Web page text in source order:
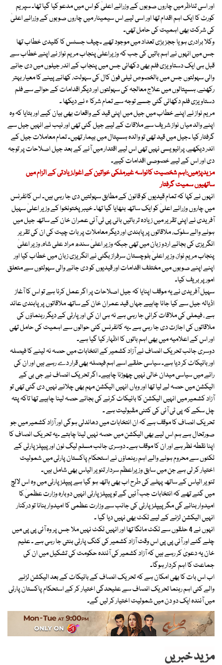
اور اسی تناظر میں چاروں صوبوں کے وزرائے اعلیٰ کو اس میں مدعو کیا گیا تھا۔ سپریم
کورٹ کا ایک اہم اقدام تھا اور اسی لیے اس سیمینار میں چاروں صوبوں کے وزرائے اعلیٰ
کی شرکت بھی اہمیت کی حامل تھی۔
وکلا برادری ہو یا ججز بڑی تعداد میں موجود تھے ۔چیف جسٹس کا کلیدی خطاب تھا
جس میں انہوں نے اہم باتیں کی جب کہ وزیراعلیٰ پنجاب مریم نواز نے اپنے خطاب سے
قبل ہی ایک دستاویزی فلم بھی دکھائی جس میں پنجاب کے اندر جیلوں میں دی جانے
والی سہولتوں جس میں بالخصوص ٹیلی فون کال کی سہولت، کھانے پینے کا معیار بہتر
رکھنے، ہسپتالوں میں علاج معالجہ کی سہولتوں اور دیگر اقدامات کے حوالے سے فلم
دستاویزی فلم دکھائی گئی جسے توجہ سے تمام شرکا ء نے دیکھا ۔
مریم نواز نے اپنے خطاب میں جیل میں اپنی قید کے واقعات بھی بیان کیے اور بتایا کہ وہ
اپنے والد میاں نواز شریف سے ملاقات کے لیے جیل گئی تھی اور نیب نے انہیں جیل سے
گرفتار کیا ۔جیل میں قید تھی تو والدہ ہسپتال میں بیمار تھیں۔ تمام معاملات جیل کے
اندر دیکھے، پرائیویسی نہیں تھی اس لیے اقتدار میں آنے کے بعد جیل اصلاحات پر توجہ
دی اور اس کے لیے خصوصی اقدامات کیے۔
مزیدپڑھیں:اہم شخصیت کانواسہ غیرملکی خواتین کے اغوا،زیادتی کے الزام میں
ساتھیوں سمیت گرفتار
انہوں نے کہا کہ تمام قیدیوں کو قانون کے مطابق سہولتیں دی جا رہی ہیں۔ اس کانفرنس
میں چاروں وزرائے اعلیٰ کو ایک ساتھ بٹھایا گیا تھا۔ خیبر پختونخوا کے وزیر اعلیٰ سہیل
آفریدی نے اپنی تقریر میں زیادہ تر باتیں بانی پی ٹی آئی عمران خان کے ساتھ جیل میں
ہونے والے سلوک، ملاقاتوں پر پابندی اور دیگر معاملات پر بات چیت کی ان کی تقریر
انگریزی کی بجائے اردو زبان میں تھی جبکہ وزیر اعلیٰ سندھ مراد علی شاہ، وزیر اعلیٰ
پنجاب مریم نواز، وزیر اعلیٰ بلوچستان سرفراز بگٹی نے انگریزی زبان میں خطاب کیا اور
اپنے اپنے صوبوں میں مختلف اقدامات اور قیدیوں کو دی جانے والی سہولتوں سے متعلق
امور پر بریف کیا۔
سہیل آفریدی نے یہ موقف اپنایا کہ جیل اصلاحات پر اگر عمل کرنا ہے تو اس کا آغاز
اڈیالہ جیل سے کیا جانا چاہیے جہاں قید عمران خان کے ساتھ ملاقاتوں پر پابندی عائد
ہے ، فیملی کی ملاقات کرائی جا رہی ہے نہ ہی ان کی اور پارٹی کے دیگر رہنماؤں کی
ملاقاتوں کی اجازت دی جا رہی ہے ۔یہ کانفرنس کئی حوالوں سے اہمیت کی حامل تھی
اور اس کے اعلامیہ میں بھی اہم باتوں کا اظہار کیا گیا ہے۔
دوسری جانب تحریک انصاف نے آزاد کشمیر کے انتخابات میں حصہ نہ لینے کا فیصلہ
اور بائیکاٹ کر دیا ہے۔ سیاسی حلقے اسے اہم فیصلہ بھی قرار دے رہے ہیں اور ان کی
رائے میں سیاسی میدان خالی نہیں چھوڑنا چاہیے۔ اگر تحریک انصاف نے جی بی کے
الیکشن میں حصہ لے لیا تھا اور وہاں انہیں الیکشن مہم بھی چلانے نہیں دی گئی تھی تو
آزاد کشمیر میں انہیں الیکشن کا بائیکاٹ کرنے کی بجائے حصہ لینا چاہیے تھا تاکہ پتہ
چل سکے کہ پی ٹی آئی کی کتنی مقبولیت ہے ۔
تحریک انصاف کا موقف ہے کہ ان انتخابات میں دھاندلی ہوگی اور آزاد کشمیر میں جو
صورتحال ہے ہم اس لیے بھی الیکشن میں حصہ نہیں لینا چاہتے ۔یہ تحریک انصاف کا
اپنا نقطہ نظر ہے اور ان کا موقف ہے۔ دوسری جانب مسلم لیگ نون اورپیپلز پارٹی کے
ٹکٹوں سے محروم ہونے والے اہم رہنماؤں نے استحکام پاکستان پارٹی میں شمولیت
اختیار کر لی ہے جن میں سابق وزیراعظم سردار تنویر الیاس بھی شامل ہیں۔
تنویر الیاس کے ساتھ پہلے کی طرح اب بھی ہاتھ ہو گیا ہے پیپلز پارٹی میں وہ اس لالچ
میں گئے تھے کہ انتخابات جب آئیں گے تو پیپلز پارٹی انہیں دوبارہ وزارت عظمیٰ ٰکا
امیدوار بنائے گی مگر پیپلز پارٹی کی جانب سے وزارت عظمی کا امیدوار بنانا تو درکنار
انہیں الیکشن لڑنے کے لیے ٹکٹ بھی نہیں دیا گیا ۔
انہوں نے 4 حلقوں سے ٹکٹ مانگا تھا اور انہیں ٹکٹ نہیں ملا جس پر وہ آئی پی پی میں
چلے گئے اور آئی پی پی اس وقت آزاد کشمیر کی کنگ پارٹی بنتی جا رہی ہے ۔ علیم
خان یہ دعویٰ کر رہے ہیں کہ آزاد کشمیر کی آئندہ حکومت کی تشکیل میں ان کی
جماعت کا اہم کردار ہوگا۔
اب اس بات کا بھی امکان ہے کہ تحریک انصاف کے بائیکاٹ کے بعد الیکشن لڑنے
والے کئی اہم رہنما تحریک انصاف سے علیحدگی اختیار کر کے استحکام پاکستان پارٹی
میں آئندہ ایک دو دن میں شمولیت اختیار کر لیں گے۔
مزید خبریں